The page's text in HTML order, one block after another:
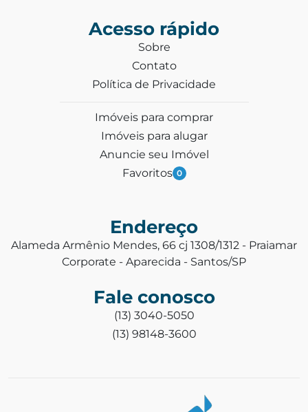
Acesso rápido
Sobre
Contato
Política de Privacidade
Imóveis para comprar
Imóveis para alugar
Anuncie seu Imóvel
Favoritos 0
Endereço
Alameda Armênio Mendes, 66 cj 1308/1312 - Praiamar
Corporate - Aparecida - Santos/SP
Fale conosco
(13) 3040-5050
(13) 98148-3600